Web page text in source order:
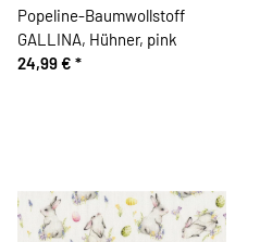
Popeline-Baumwollstoff
GALLINA, Hühner, pink
24,99 € *